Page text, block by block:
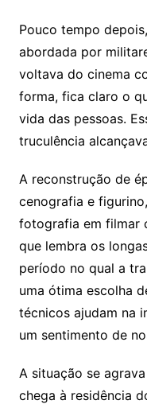
Pouco tempo
abordada por
voltava do cinema
forma, fica claro o
vida das pessoas.
truculência
A reconstrução de
cenografia e
fotografia em filmar
que lembra os
período no qual a
uma ótima escolha
técnicos ajudam na
um sentimento de
A situação se
chega à residência